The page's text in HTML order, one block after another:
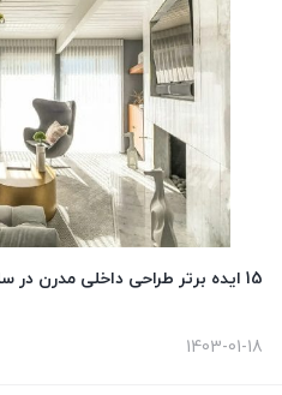
15 ایده برتر طراحی داخلی مدرن در سال 2024
1403-01-18